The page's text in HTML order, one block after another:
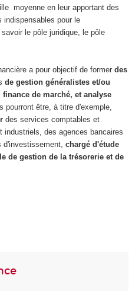
moyenne en leur apportant des
indispensables pour le
le pôle juridique, le pôle
a pour objectif de former des
de gestion généralistes et/ou
de marché, et analyse
pourront être, à titre d'exemple,
des services comptables et
industriels, des agences bancaires
d'investissement, chargé d'étude
de gestion de la trésorerie et de